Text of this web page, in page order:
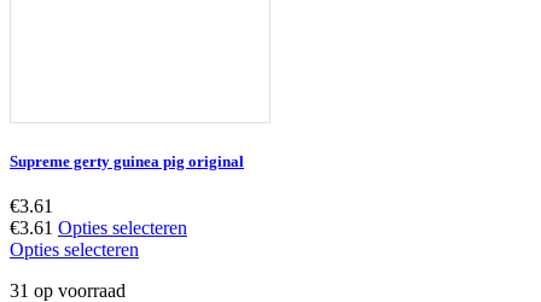
Supreme gerty guinea pig original
€3.61
€3.61 Opties selecteren
Opties selecteren
31 op voorraad